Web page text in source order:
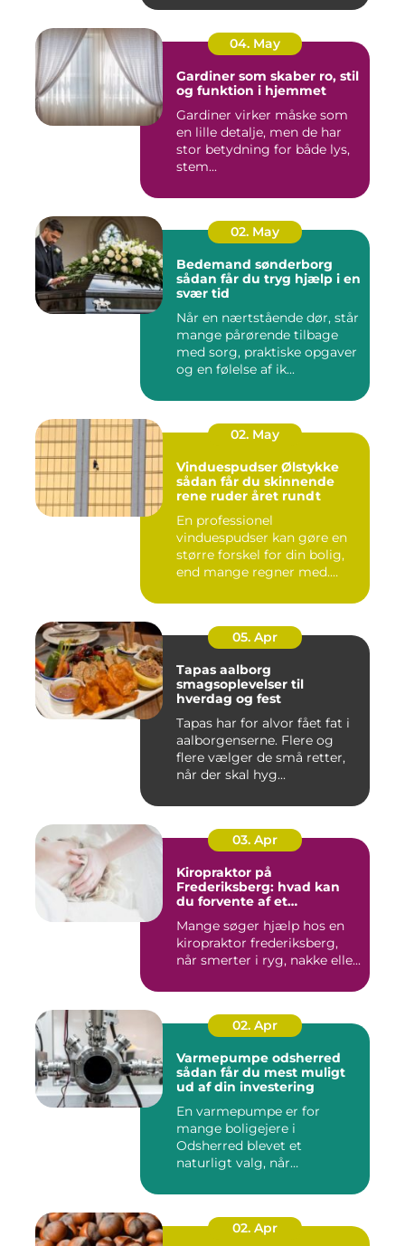
04. May
Gardiner som skaber ro, stil
og funktion i hjemmet
Gardiner virker måske som
en lille detalje, men de har
stor betydning for både lys,
stem...
02. May
Bedemand sønderborg
sådan får du tryg hjælp i en
svær tid
Når en nærtstående dør, står
mange pårørende tilbage
med sorg, praktiske opgaver
og en følelse af ik...
02. May
Vinduespudser Ølstykke
sådan får du skinnende
rene ruder året rundt
En professionel
vinduespudser kan gøre en
større forskel for din bolig,
end mange regner med.
05. Apr
Tapas aalborg
smagsoplevelser til
hverdag og fest
Tapas har for alvor fået fat i
aalborgenserne. Flere og
flere vælger de små retter,
når der skal hyg...
03. Apr
Kiropraktor på
Frederiksberg: hvad kan
du forvente af et
Mange søger hjælp hos en
kiropraktor frederiksberg,
når smerter i ryg, nakke elle...
02. Apr
Varmepumpe odsherred
sådan får du mest muligt
ud af din investering
En varmepumpe er for
mange boligejere i
Odsherred blevet et
naturligt valg, når
02. Apr